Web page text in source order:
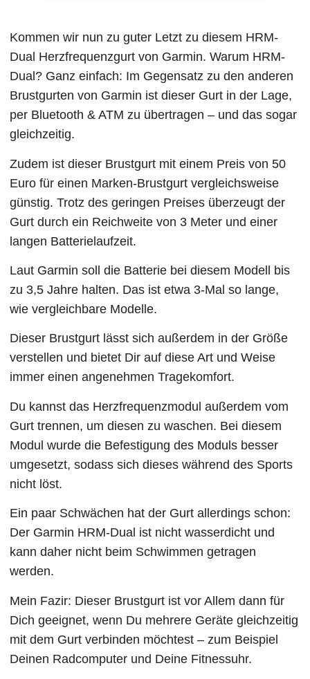
Kommen wir nun zu guter Letzt zu diesem HRM-
Dual Herzfrequenzgurt von Garmin. Warum HRM-
Dual? Ganz einfach: Im Gegensatz zu den anderen
Brustgurten von Garmin ist dieser Gurt in der Lage,
per Bluetooth & ATM zu übertragen – und das sogar
gleichzeitig.
Zudem ist dieser Brustgurt mit einem Preis von 50
Euro für einen Marken-Brustgurt vergleichsweise
günstig. Trotz des geringen Preises überzeugt der
Gurt durch ein Reichweite von 3 Meter und einer
langen Batterielaufzeit.
Laut Garmin soll die Batterie bei diesem Modell bis
zu 3,5 Jahre halten. Das ist etwa 3-Mal so lange,
wie vergleichbare Modelle.
Dieser Brustgurt lässt sich außerdem in der Größe
verstellen und bietet Dir auf diese Art und Weise
immer einen angenehmen Tragekomfort.
Du kannst das Herzfrequenzmodul außerdem vom
Gurt trennen, um diesen zu waschen. Bei diesem
Modul wurde die Befestigung des Moduls besser
umgesetzt, sodass sich dieses während des Sports
nicht löst.
Ein paar Schwächen hat der Gurt allerdings schon:
Der Garmin HRM-Dual ist nicht wasserdicht und
kann daher nicht beim Schwimmen getragen
werden.
Mein Fazir: Dieser Brustgurt ist vor Allem dann für
Dich geeignet, wenn Du mehrere Geräte gleichzeitig
mit dem Gurt verbinden möchtest – zum Beispiel
Deinen Radcomputer und Deine Fitnessuhr.